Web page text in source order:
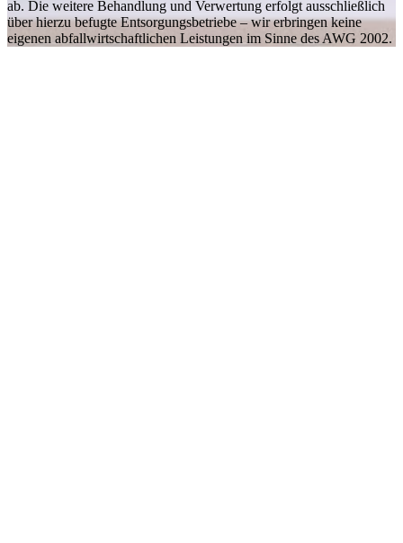
ab. Die weitere Behandlung und Verwertung erfolgt ausschließlich
über hierzu befugte Entsorgungsbetriebe – wir erbringen keine
eigenen abfallwirtschaftlichen Leistungen im Sinne des AWG 2002.